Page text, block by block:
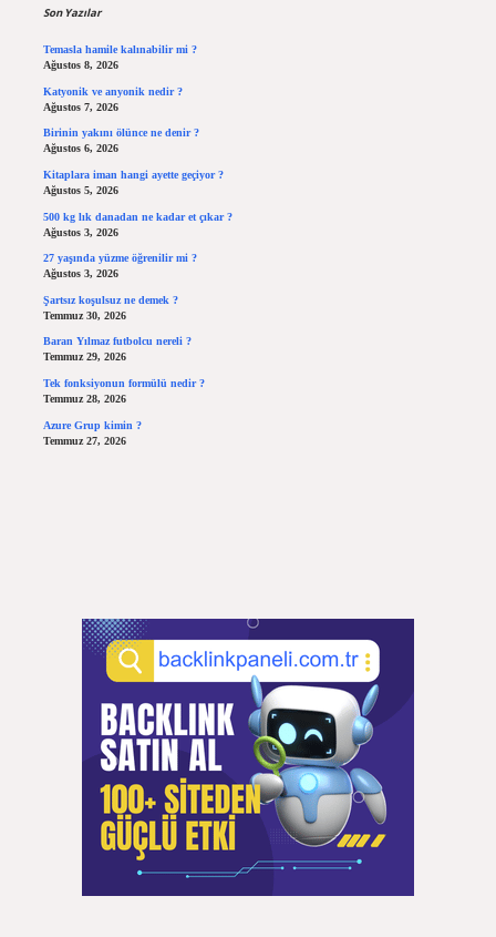
Son Yazılar
Temasla hamile kalınabilir mi ?
Ağustos 8, 2026
Katyonik ve anyonik nedir ?
Ağustos 7, 2026
Birinin yakını ölünce ne denir ?
Ağustos 6, 2026
Kitaplara iman hangi ayette geçiyor ?
Ağustos 5, 2026
500 kg lık danadan ne kadar et çıkar ?
Ağustos 3, 2026
27 yaşında yüzme öğrenilir mi ?
Ağustos 3, 2026
Şartsız koşulsuz ne demek ?
Temmuz 30, 2026
Baran Yılmaz futbolcu nereli ?
Temmuz 29, 2026
Tek fonksiyonun formülü nedir ?
Temmuz 28, 2026
Azure Grup kimin ?
Temmuz 27, 2026